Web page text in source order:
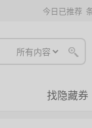
今日已推荐
找隐藏券